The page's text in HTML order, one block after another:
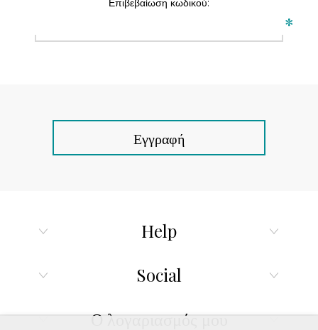
Επιβεβαίωση κωδικού:
*
Εγγραφή
Help
Social
Ο λογαριασμός μου